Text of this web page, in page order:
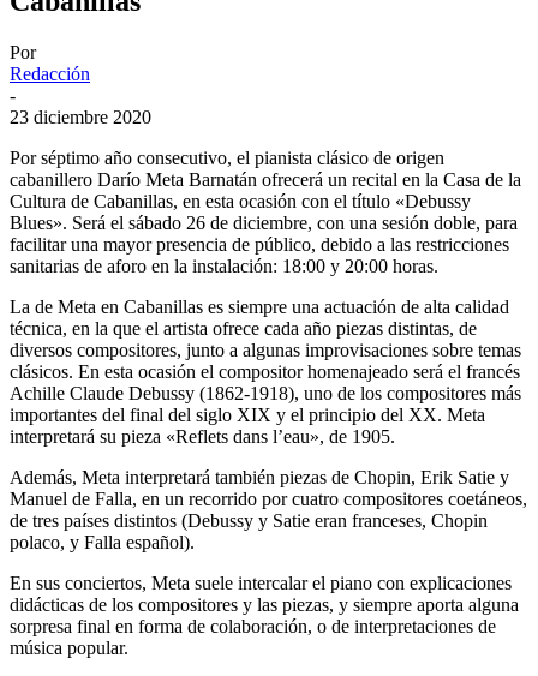
Por
Redacción
-
23 diciembre 2020
Por séptimo año consecutivo, el pianista clásico de origen
cabanillero Darío Meta Barnatán ofrecerá un recital en la Casa de la
Cultura de Cabanillas, en esta ocasión con el título «Debussy
Blues». Será el sábado 26 de diciembre, con una sesión doble, para
facilitar una mayor presencia de público, debido a las restricciones
sanitarias de aforo en la instalación: 18:00 y 20:00 horas.
La de Meta en Cabanillas es siempre una actuación de alta calidad
técnica, en la que el artista ofrece cada año piezas distintas, de
diversos compositores, junto a algunas improvisaciones sobre temas
clásicos. En esta ocasión el compositor homenajeado será el francés
Achille Claude Debussy (1862-1918), uno de los compositores más
importantes del final del siglo XIX y el principio del XX. Meta
interpretará su pieza «Reflets dans l’eau», de 1905.
Además, Meta interpretará también piezas de Chopin, Erik Satie y
Manuel de Falla, en un recorrido por cuatro compositores coetáneos,
de tres países distintos (Debussy y Satie eran franceses, Chopin
polaco, y Falla español).
En sus conciertos, Meta suele intercalar el piano con explicaciones
didácticas de los compositores y las piezas, y siempre aporta alguna
sorpresa final en forma de colaboración, o de interpretaciones de
música popular.